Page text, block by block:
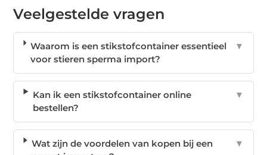
Veelgestelde vragen
Waarom is een stikstofcontainer essentieel
voor stieren sperma import?
▼
Kan ik een stikstofcontainer online
bestellen?
▼
Wat zijn de voordelen van kopen bij een
▼